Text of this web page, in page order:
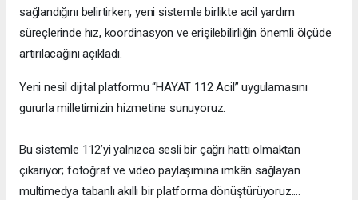
sağlandığını belirtirken, yeni sistemle birlikte acil yardım
süreçlerinde hız, koordinasyon ve erişilebilirliğin önemli ölçüde
artırılacağını açıkladı.
Yeni nesil dijital platformu “HAYAT 112 Acil” uygulamasını
gururla milletimizin hizmetine sunuyoruz.
Bu sistemle 112’yi yalnızca sesli bir çağrı hattı olmaktan
çıkarıyor; fotoğraf ve video paylaşımına imkân sağlayan
multimedya tabanlı akıllı bir platforma dönüştürüyoruz.…